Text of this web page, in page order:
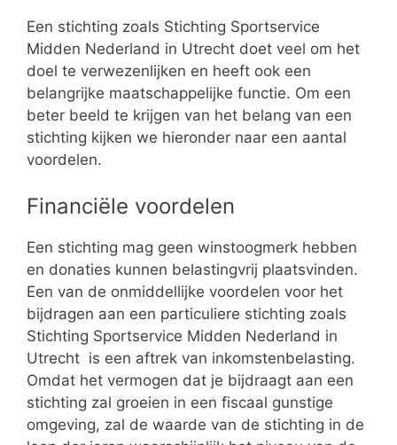
Een stichting zoals Stichting Sportservice
Midden Nederland in Utrecht doet veel om het
doel te verwezenlijken en heeft ook een
belangrijke maatschappelijke functie. Om een
beter beeld te krijgen van het belang van een
stichting kijken we hieronder naar een aantal
voordelen.
Financiële voordelen
Een stichting mag geen winstoogmerk hebben
en donaties kunnen belastingvrij plaatsvinden.
Een van de onmiddellijke voordelen voor het
bijdragen aan een particuliere stichting zoals
Stichting Sportservice Midden Nederland in
Utrecht is een aftrek van inkomstenbelasting.
Omdat het vermogen dat je bijdraagt aan een
stichting zal groeien in een fiscaal gunstige
omgeving, zal de waarde van de stichting in de